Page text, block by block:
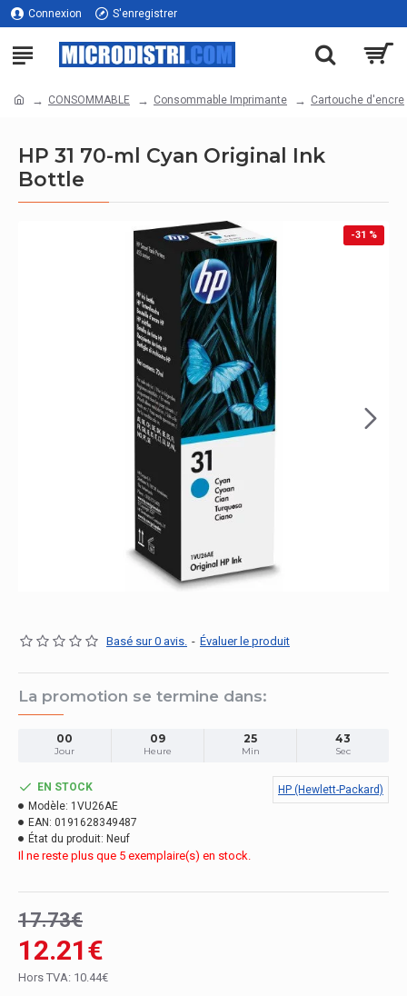
Connexion S'enregistrer
CONSOMMABLE Consommable Imprimante Cartouche d'encre
HP 31 70-ml Cyan Original Ink
Bottle
-31 %
Basé sur 0 avis. - Évaluer le produit
La promotion se termine dans:
00
Jour
09
Heure
25
Min
42
Sec
12.21€
17.73€
Hors TVA: 10.44€
EN STOCK
Modèle: 1VU26AE
EAN: 0191628349487
État du produit: Neuf
HP (Hewlett-Packard)
Il ne reste plus que 5 exemplaire(s) en stock.